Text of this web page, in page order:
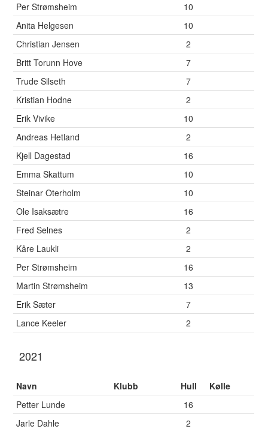
Per Strømsheim
10
Anita Helgesen
10
Christian Jensen
2
Britt Torunn Hove
7
Trude Silseth
7
Kristian Hodne
2
Erik Vivike
10
Andreas Hetland
2
Kjell Dagestad
16
Emma Skattum
10
Steinar Oterholm
10
Ole Isaksætre
16
Fred Selnes
2
Kåre Laukli
2
Per Strømsheim
16
Martin Strømsheim
13
Erik Sæter
7
Lance Keeler
2
2021
Navn Klubb Hull
Kølle
Petter Lunde
16
Jarle Dahle
2